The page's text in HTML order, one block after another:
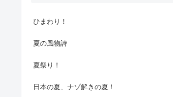
ひまわり！
夏の風物詩
夏祭り！
日本の夏、ナゾ解きの夏！